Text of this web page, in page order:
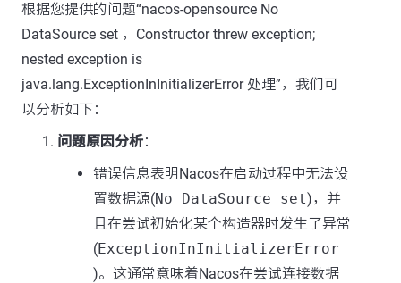
根据您提供的问题“nacos-opensource No
DataSource set ，Constructor threw exception;
nested exception is
java.lang.ExceptionInInitializerError 处理”，我们可
以分析如下：
问题原因分析：
错误信息表明Nacos在启动过程中无法设
置数据源(No DataSource set)，并
且在尝试初始化某个构造器时发生了异常
(ExceptionInInitializerError
)。这通常意味着Nacos在尝试连接数据